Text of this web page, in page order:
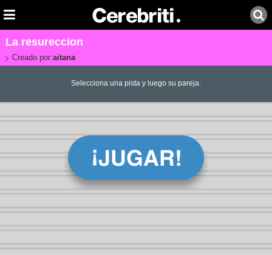
La resureccion
Creado por:aitana
Selecciona una pista y luego su pareja.